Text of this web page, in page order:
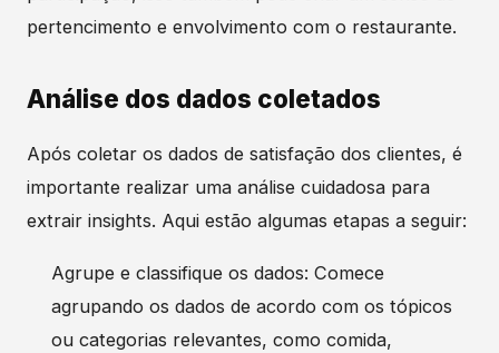
pertencimento e envolvimento com o restaurante.
Análise dos dados coletados
Após coletar os dados de satisfação dos clientes, é
importante realizar uma análise cuidadosa para
extrair insights. Aqui estão algumas etapas a seguir:
Agrupe e classifique os dados: Comece
agrupando os dados de acordo com os tópicos
ou categorias relevantes, como comida,